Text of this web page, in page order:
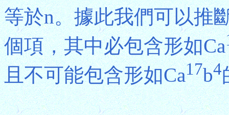
等於n。據此我們可以推
個項，其中必包含形如Ca
且不可能包含形如Ca17b4